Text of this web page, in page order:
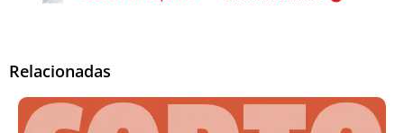
Relacionadas